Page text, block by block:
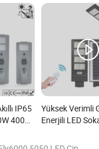
IP65
400W
Yüksek Verimli
Enerjili LED
Sensörü nedir?